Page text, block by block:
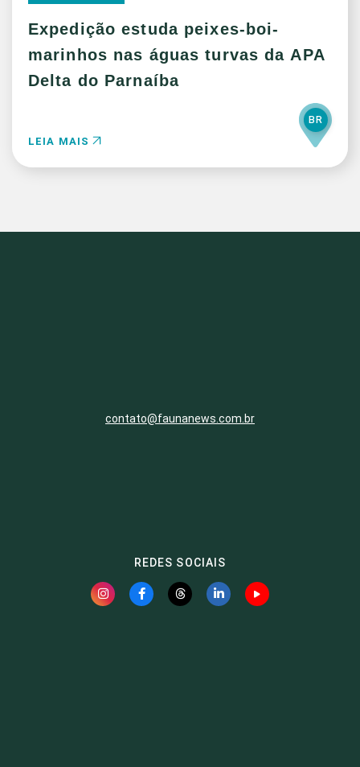
Expedição estuda peixes-boi-
marinhos nas águas turvas da APA
Delta do Parnaíba
LEIA MAIS
BR
contato@faunanews.com.br
REDES SOCIAIS